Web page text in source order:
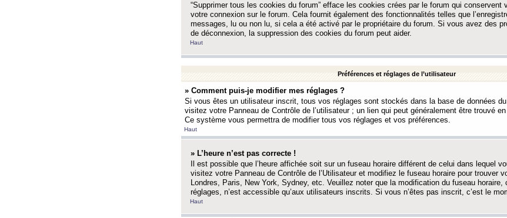
“Supprimer tous les cookies du forum” efface les cookies crées par le forum qui conservent
votre connexion sur le forum. Cela fournit également des fonctionnalités telles que
messages, lu ou non lu, si cela a été activé par le propriétaire du forum. Si vous avez des
de déconnexion, la suppression des cookies du forum peut aider.
Haut
Préférences et réglages de l’utilisateur
» Comment puis-je modifier mes réglages ?
Si vous êtes un utilisateur inscrit, tous vos réglages sont stockés dans la base de données
visitez votre Panneau de Contrôle de l’utilisateur ; un lien qui peut généralement être trouvé
Ce système vous permettra de modifier tous vos réglages et vos préférences.
Haut
» L’heure n’est pas correcte !
Il est possible que l’heure affichée soit sur un fuseau horaire différent de celui dans lequel
visitez votre Panneau de Contrôle de l’Utilisateur et modifiez le fuseau horaire pour trouver
Londres, Paris, New York, Sydney, etc. Veuillez noter que la modification du fuseau horaire,
réglages, n’est accessible qu’aux utilisateurs inscrits. Si vous n’êtes pas inscrit, c’est le
Haut